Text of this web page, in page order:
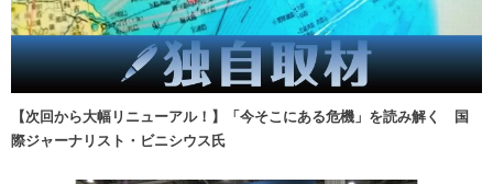
【次回から大幅リニューアル！】「今そこにある危機」を読み解く 国
際ジャーナリスト・ビニシウス氏